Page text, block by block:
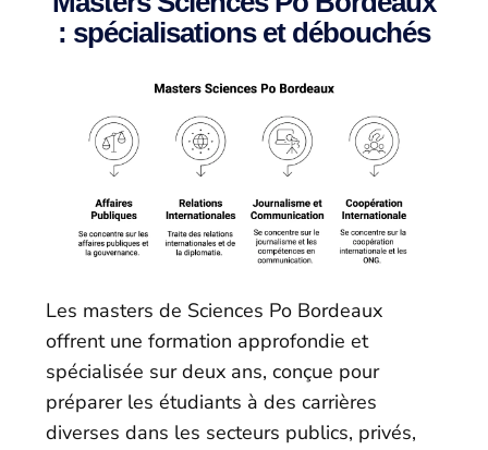
: spécialisations et débouchés
Les masters de Sciences Po Bordeaux
offrent une formation approfondie et
spécialisée sur deux ans, conçue pour
préparer les étudiants à des carrières
diverses dans les secteurs publics, privés,